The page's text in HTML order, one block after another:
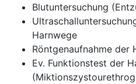
Blutuntersuchung
Harnwege
Röntgenaufnahme der
Ev. Funktionstest der